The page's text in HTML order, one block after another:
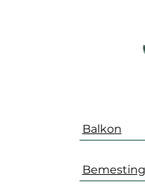
Balkon
Bemesting